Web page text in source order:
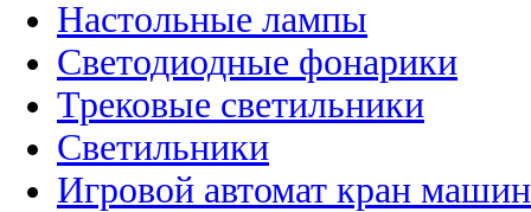
Настольные лампы
Светодиодные фонарики
Трековые светильники
Светильники
Игровой автомат кран